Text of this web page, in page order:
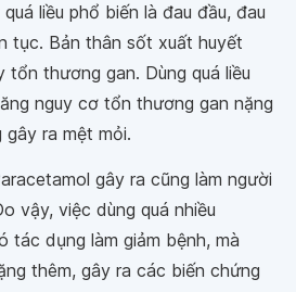
liều phổ biến là đau đầu, đau
tục. Bản thân sốt xuất huyết
tổn thương gan. Dùng quá liều
nguy cơ tổn thương gan nặng
ra mệt mỏi.
gây ra cũng làm người
vậy, việc dùng quá nhiều
tác dụng làm giảm bệnh, mà
thêm, gây ra các biến chứng